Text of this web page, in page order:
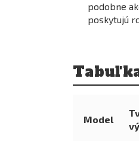
podobne
poskytujú
Model